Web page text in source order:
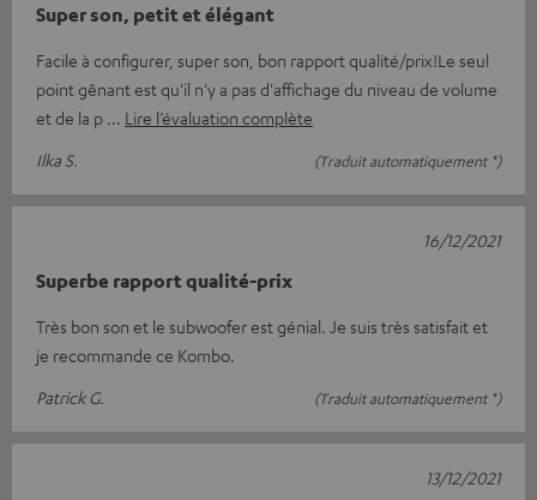
Super son, petit et élégant
Facile à configurer, super son, bon rapport qualité/prix!Le seul
point gênant est qu'il n'y a pas d'affichage du niveau de volume
et de la p
Lire l’évaluation complète
Ilka S.
(Traduit automatiquement *)
Superbe rapport qualité-prix
Très bon son et le subwoofer est génial. Je suis très satisfait et
je recommande ce Kombo.
Patrick G.
(Traduit automatiquement *)
16/12/2021
13/12/2021